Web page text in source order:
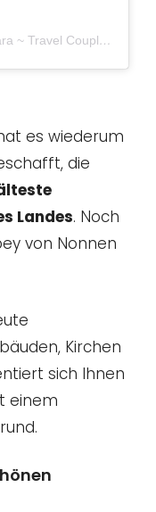
Ein Beitrag geteilt von Marco & Chiara ~ Travel Couple (@viaggiascrittori)
es wiederum
die
Landes. Noch
von Nonnen
Kirchen
sich Ihnen
einem